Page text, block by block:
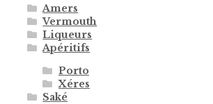
Amers
Vermouth
Liqueurs
Apéritifs
Porto
Xéres
Saké